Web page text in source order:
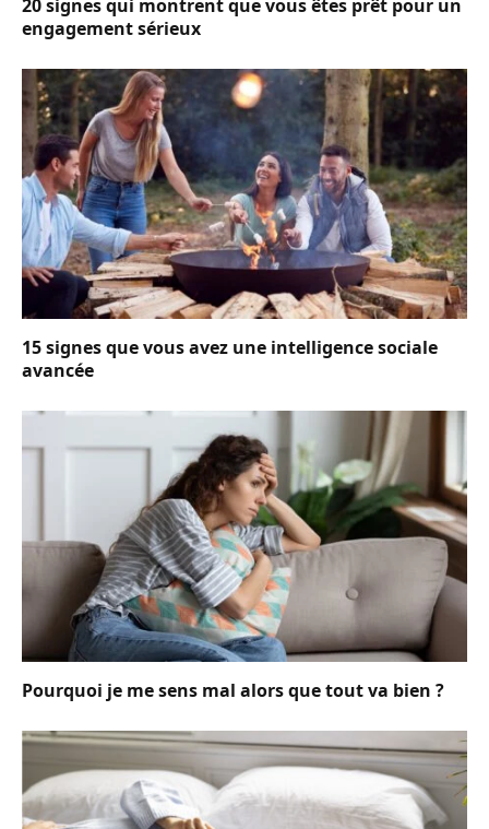
20 signes qui montrent que vous êtes prêt pour un
engagement sérieux
15 signes que vous avez une intelligence sociale
avancée
Pourquoi je me sens mal alors que tout va bien ?